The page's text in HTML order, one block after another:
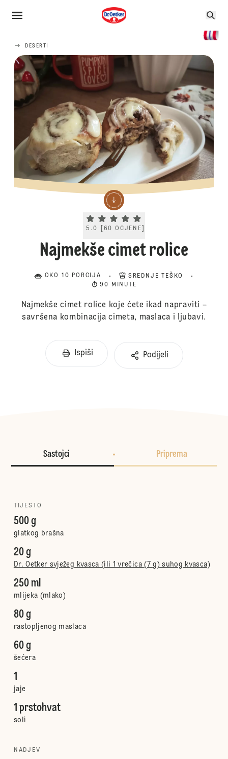
DESERTI
Current rating 5.0. Click to rate.
5.0 60 OCJENE
Najmekše cimet rolice
OKO 10 PORCIJA
SREDNJE TEŠKO
90 MINUTE
Najmekše cimet rolice koje ćete ikad napraviti –
savršena kombinacija cimeta, maslaca i ljubavi.
Ispiši Podijeli
Sastojci Priprema
TIJESTO
500 g
glatkog brašna
20 g
Dr. Oetker svježeg kvasca (ili 1 vrečica (7 g) suhog kvasca)
250 ml
mlijeka (mlako)
80 g
rastopljenog maslaca
60 g
šećera
1
jaje
1 prstohvat
soli
NADJEV